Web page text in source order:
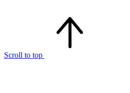
Scroll to top